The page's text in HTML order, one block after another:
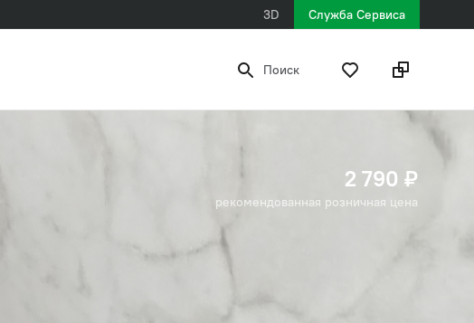
3D Служба Сервиса
Поиск
2 790 ₽
рекомендованная розничная цена